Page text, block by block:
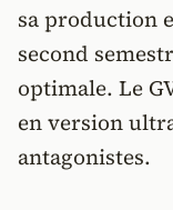
sa production
second
optimale. Le
en version
antagonistes.